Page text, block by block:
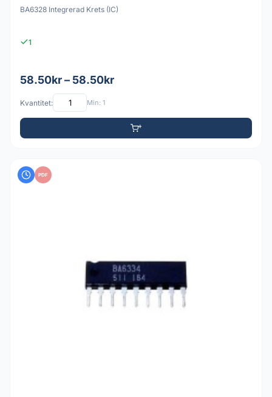
BA6328 Integrerad Krets (IC)
1
58.50kr – 58.50kr
Kvantitet: Min: 1
PDF